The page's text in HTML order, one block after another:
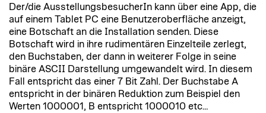
Der/die AusstellungsbesucherIn kann über eine App, die
auf einem Tablet PC eine Benutzeroberfläche anzeigt,
eine Botschaft an die Installation senden. Diese
Botschaft wird in ihre rudimentären Einzelteile zerlegt,
den Buchstaben, der dann in weiterer Folge in seine
binäre ASCII Darstellung umgewandelt wird. In diesem
Fall entspricht das einer 7 Bit Zahl. Der Buchstabe A
entspricht in der binären Reduktion zum Beispiel den
Werten 1000001, B entspricht 1000010 etc…